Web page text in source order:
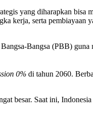
yang diharapkan bisa
kerja, serta pembiayaan
Bangsa (PBB)
0% di tahun 2060.
besar. Saat ini,